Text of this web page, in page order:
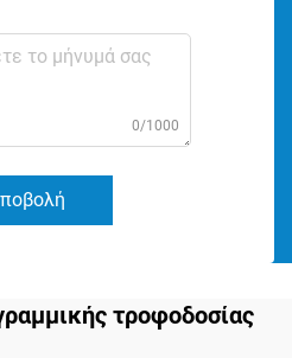
0/1000
τροφοδοσίας